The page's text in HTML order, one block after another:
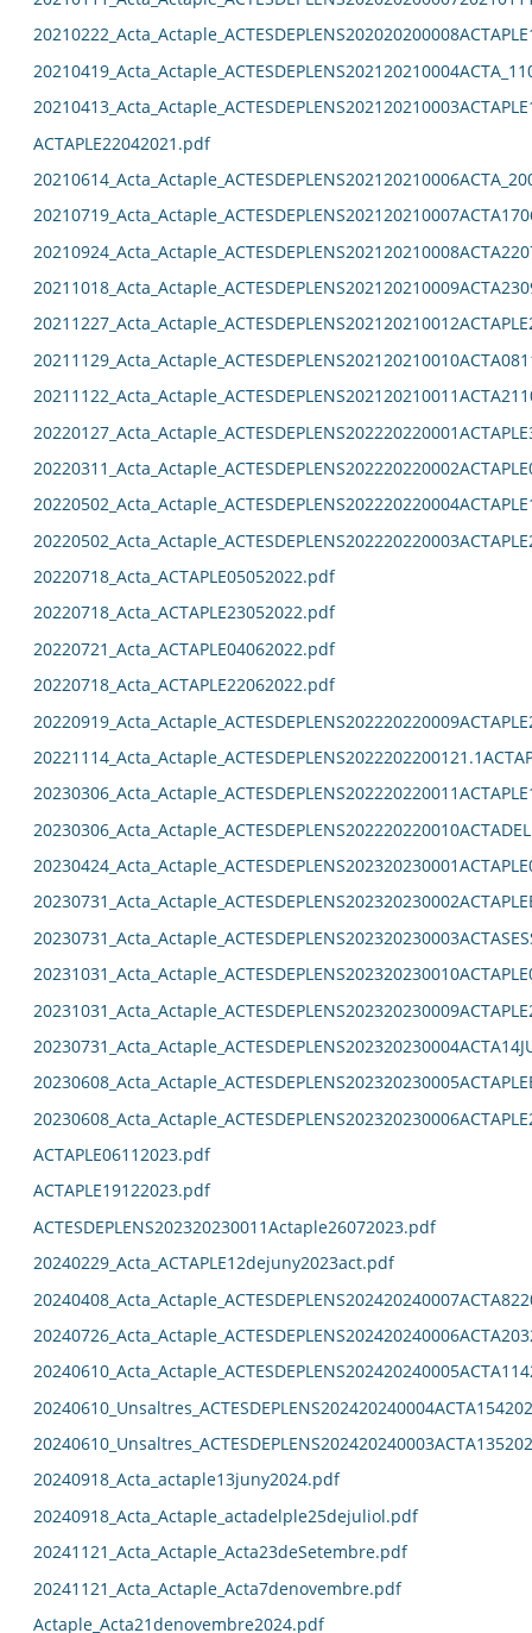
ACTAPLE22042021.pdf
20220718_Acta_ACTAPLE05052022.pdf
20220718_Acta_ACTAPLE23052022.pdf
20220721_Acta_ACTAPLE04062022.pdf
20220718_Acta_ACTAPLE22062022.pdf
ACTAPLE06112023.pdf
ACTAPLE19122023.pdf
ACTESDEPLENS202320230011Actaple26072023.pdf
20240229_Acta_ACTAPLE12dejuny2023act.pdf
20240918_Acta_actaple13juny2024.pdf
20240918_Acta_Actaple_actadelple25dejuliol.pdf
20241121_Acta_Actaple_Acta23deSetembre.pdf
20241121_Acta_Actaple_Acta7denovembre.pdf
Actaple_Acta21denovembre2024.pdf